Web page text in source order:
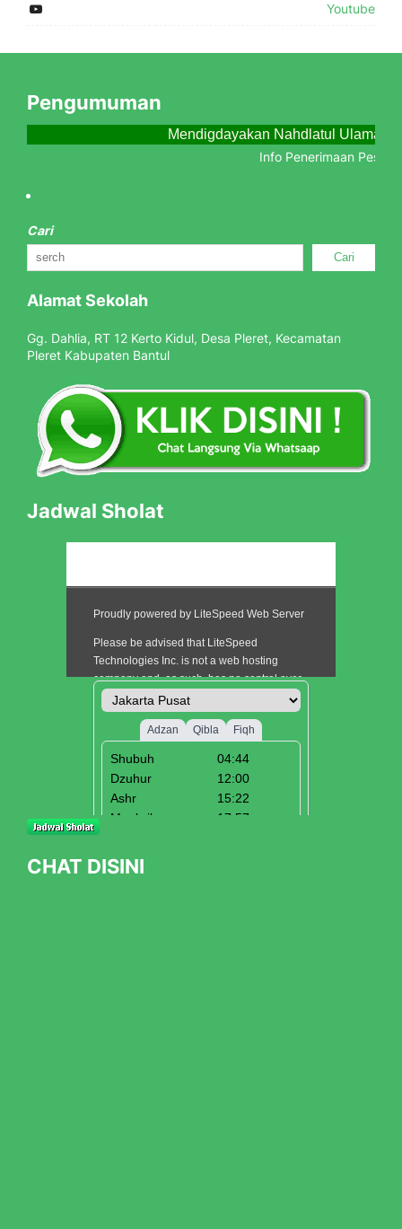
Youtube
Pengumuman
Mendigdayakan Nahdlatul Ulama
Info Penerimaan
Cari
Cari
Alamat Sekolah
Gg. Dahlia, RT 12 Kerto Kidul, Desa Pleret, Kecamatan
Pleret Kabupaten Bantul
Jadwal Sholat
CHAT DISINI